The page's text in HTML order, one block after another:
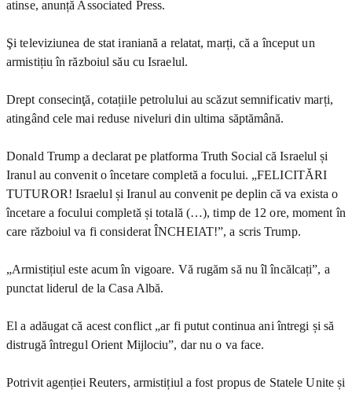
atinse, anunță Associated Press.
Şi televiziunea de stat iraniană a relatat, marți, că a început un
armistițiu în războiul său cu Israelul.
Drept consecinţă, cotațiile petrolului au scăzut semnificativ marți,
atingând cele mai reduse niveluri din ultima săptămână.
Donald Trump a declarat pe platforma Truth Social că Israelul și
Iranul au convenit o încetare completă a focului. „FELICITĂRI
TUTUROR! Israelul și Iranul au convenit pe deplin că va exista o
încetare a focului completă și totală (…), timp de 12 ore, moment în
care războiul va fi considerat ÎNCHEIAT!”, a scris Trump.
„Armistițiul este acum în vigoare. Vă rugăm să nu îl încălcați”, a
punctat liderul de la Casa Albă.
El a adăugat că acest conflict „ar fi putut continua ani întregi și să
distrugă întregul Orient Mijlociu”, dar nu o va face.
Potrivit agenției Reuters, armistițiul a fost propus de Statele Unite și